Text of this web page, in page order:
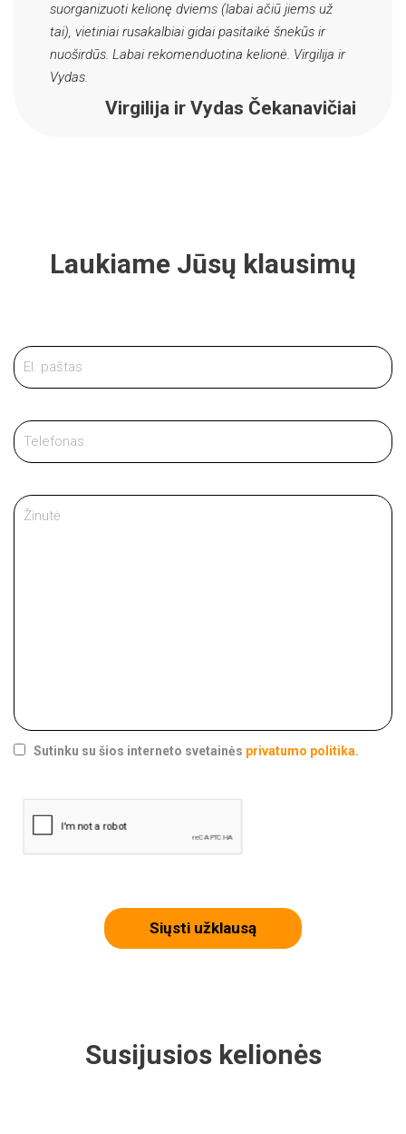
suorganizuoti kelionę dviems (labai ačiū jiems už
tai), vietiniai rusakalbiai gidai pasitaikė šnekūs ir
nuoširdūs. Labai rekomenduotina kelionė. Virgilija ir
Vydas.
Virgilija ir Vydas Čekanavičiai
Laukiame Jūsų klausimų
Sutinku su šios interneto svetainės privatumo politika.
Siųsti užklausą
Susijusios kelionės